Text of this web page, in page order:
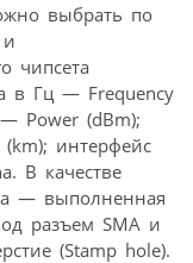
выбрать по
чипсета
в Гц — Frequency
Power (dBm);
интерфейс
В качестве
— выполненная
разъем SMA и
(Stamp hole).